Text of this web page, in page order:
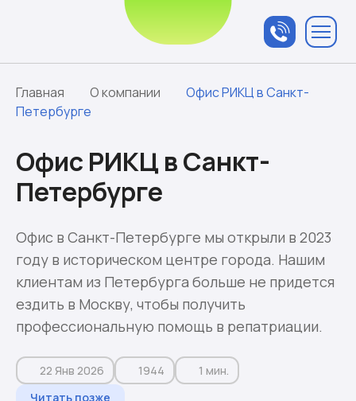
менеджером
Главная О компании
Офис РИКЦ в Санкт-
Петербурге
Офис РИКЦ в Санкт-
Петербурге
Офис в Санкт-Петербурге мы открыли в 2023
году в историческом центре города. Нашим
клиентам из Петербурга больше не придется
ездить в Москву, чтобы получить
профессиональную помощь в репатриации.
Читать позже
22 Янв 2026 1944 1 мин.